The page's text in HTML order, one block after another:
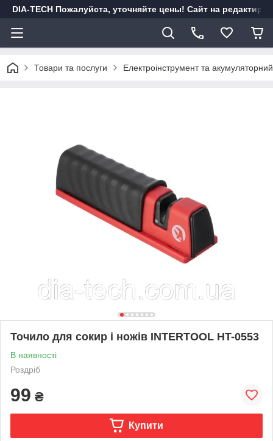
DIA-TECH Пожалуйста, уточняйте цены! Сайт на
Товари та послуги Електроінструмент та
Точило для сокир і ножів INTERTOOL HT-0553
В наявності
Роздріб
99 ₴
Купити